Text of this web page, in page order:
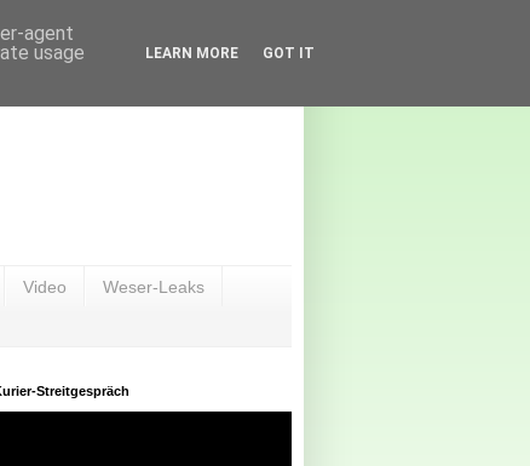
Video Weser-Leaks
Streitgespräch
agent
usage
LEARN MORE GOT IT